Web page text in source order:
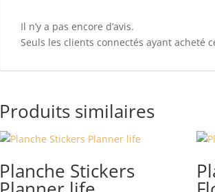
Il n’y a pas encore d’avis.
Seuls les clients connectés ayant acheté
Produits similaires
Planche Stickers